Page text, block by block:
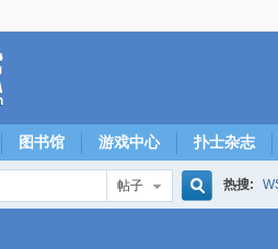
图书馆 游戏中心 扑士杂志
帖子 热搜: